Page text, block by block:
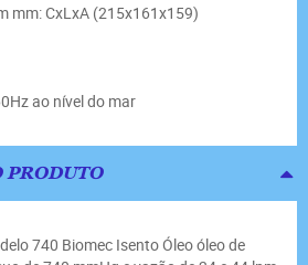
mm: CxLxA (215x161x159)
ao nível do mar
PRODUTO
740 Biomec Isento Óleo óleo de